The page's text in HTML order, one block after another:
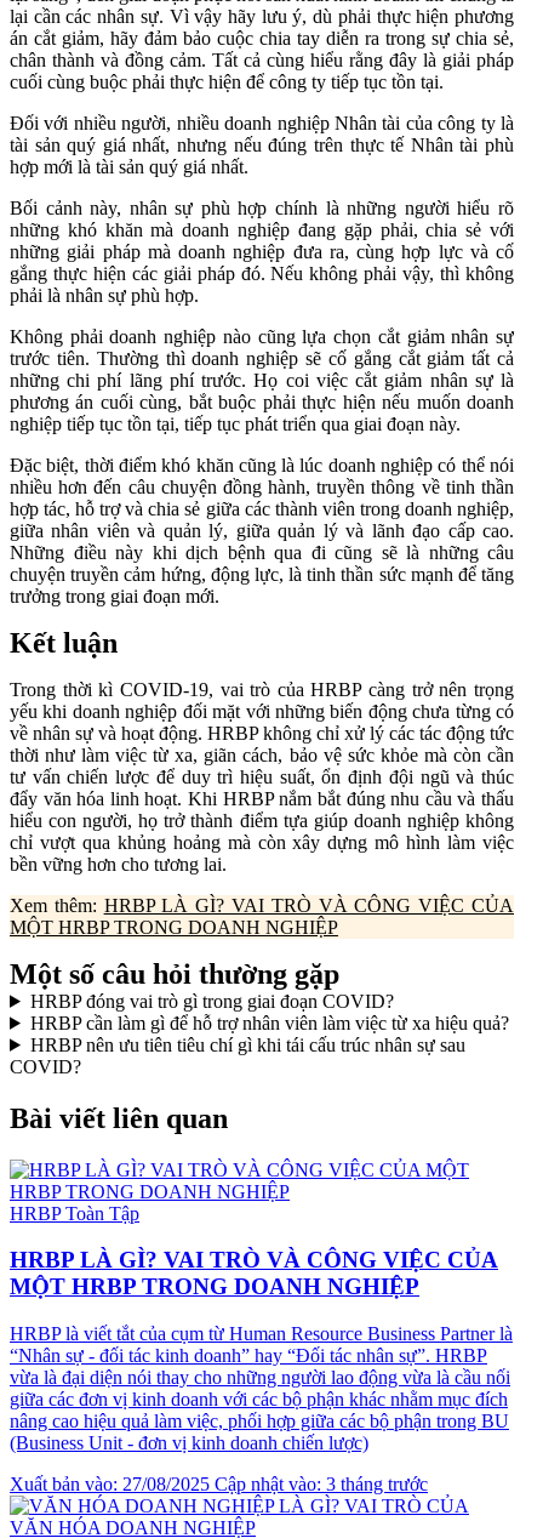
lại cần các nhân sự. Vì vậy hãy lưu ý, dù phải thực hiện phương
án cắt giảm, hãy đảm bảo cuộc chia tay diễn ra trong sự chia sẻ,
chân thành và đồng cảm. Tất cả cùng hiểu rằng đây là giải pháp
cuối cùng buộc phải thực hiện để công ty tiếp tục tồn tại.
Đối với nhiều người, nhiều doanh nghiệp Nhân tài của công ty là
tài sản quý giá nhất, nhưng nếu đúng trên thực tế Nhân tài phù
hợp mới là tài sản quý giá nhất.
Bối cảnh này, nhân sự phù hợp chính là những người hiểu rõ
những khó khăn mà doanh nghiệp đang gặp phải, chia sẻ với
những giải pháp mà doanh nghiệp đưa ra, cùng hợp lực và cố
gắng thực hiện các giải pháp đó. Nếu không phải vậy, thì không
phải là nhân sự phù hợp.
Không phải doanh nghiệp nào cũng lựa chọn cắt giảm nhân sự
trước tiên. Thường thì doanh nghiệp sẽ cố gắng cắt giảm tất cả
những chi phí lãng phí trước. Họ coi việc cắt giảm nhân sự là
phương án cuối cùng, bắt buộc phải thực hiện nếu muốn doanh
nghiệp tiếp tục tồn tại, tiếp tục phát triển qua giai đoạn này.
Đặc biệt, thời điểm khó khăn cũng là lúc doanh nghiệp có thể nói
nhiều hơn đến câu chuyện đồng hành, truyền thông về tinh thần
hợp tác, hỗ trợ và chia sẻ giữa các thành viên trong doanh nghiệp,
giữa nhân viên và quản lý, giữa quản lý và lãnh đạo cấp cao.
Những điều này khi dịch bệnh qua đi cũng sẽ là những câu
chuyện truyền cảm hứng, động lực, là tinh thần sức mạnh để tăng
trưởng trong giai đoạn mới.
Kết luận
Trong thời kì COVID-19, vai trò của HRBP càng trở nên trọng
yếu khi doanh nghiệp đối mặt với những biến động chưa từng có
về nhân sự và hoạt động. HRBP không chỉ xử lý các tác động tức
thời như làm việc từ xa, giãn cách, bảo vệ sức khỏe mà còn cần
tư vấn chiến lược để duy trì hiệu suất, ổn định đội ngũ và thúc
đẩy văn hóa linh hoạt. Khi HRBP nắm bắt đúng nhu cầu và thấu
hiểu con người, họ trở thành điểm tựa giúp doanh nghiệp không
chỉ vượt qua khủng hoảng mà còn xây dựng mô hình làm việc
bền vững hơn cho tương lai.
Xem thêm: HRBP LÀ GÌ? VAI TRÒ VÀ CÔNG VIỆC CỦA
MỘT HRBP TRONG DOANH NGHIỆP
Một số câu hỏi thường gặp
HRBP đóng vai trò gì trong giai đoạn COVID?
HRBP cần làm gì để hỗ trợ nhân viên làm việc từ xa hiệu quả?
HRBP nên ưu tiên tiêu chí gì khi tái cấu trúc nhân sự sau
COVID?
Bài viết liên quan
HRBP Toàn Tập
HRBP LÀ GÌ? VAI TRÒ VÀ CÔNG VIỆC CỦA
MỘT HRBP TRONG DOANH NGHIỆP
HRBP là viết tắt của cụm từ Human Resource Business Partner là
“Nhân sự - đối tác kinh doanh” hay “Đối tác nhân sự”. HRBP
vừa là đại diện nói thay cho những người lao động vừa là cầu nối
giữa các đơn vị kinh doanh với các bộ phận khác nhằm mục đích
nâng cao hiệu quả làm việc, phối hợp giữa các bộ phận trong BU
(Business Unit - đơn vị kinh doanh chiến lược)
Xuất bản vào: 27/08/2025 Cập nhật vào: 3 tháng trước